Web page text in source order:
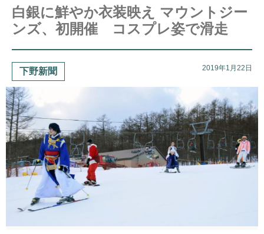
白銀に鮮やか衣装映え マウントジー
ンズ、初開催 コスプレ姿で滑走
下野新聞 2019年1月22日